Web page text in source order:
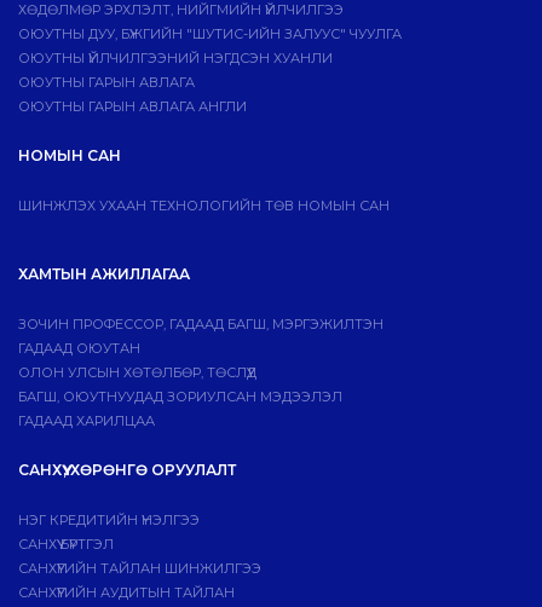
ХӨДӨЛМӨР ЭРХЛЭЛТ, НИЙГМИЙН ҮЙЛЧИЛГЭЭ
ОЮУТНЫ ДУУ, БҮЖГИЙН "ШУТИС-ИЙН ЗАЛУУС" ЧУУЛГА
ОЮУТНЫ ҮЙЛЧИЛГЭЭНИЙ НЭГДСЭН ХУАНЛИ
ОЮУТНЫ ГАРЫН АВЛАГА
ОЮУТНЫ ГАРЫН АВЛАГА АНГЛИ
НОМЫН САН
ШИНЖЛЭХ УХААН ТЕХНОЛОГИЙН ТӨВ НОМЫН САН
ХАМТЫН АЖИЛЛАГАА
ЗОЧИН ПРОФЕССОР, ГАДААД БАГШ, МЭРГЭЖИЛТЭН
ГАДААД ОЮУТАН
ОЛОН УЛСЫН ХӨТӨЛБӨР, ТӨСЛҮҮД
БАГШ, ОЮУТНУУДАД ЗОРИУЛСАН МЭДЭЭЛЭЛ
ГАДААД ХАРИЛЦАА
САНХҮҮ, ХӨРӨНГӨ ОРУУЛАЛТ
НЭГ КРЕДИТИЙН ҮНЭЛГЭЭ
САНХҮҮ БҮРТГЭЛ
САНХҮҮГИЙН ТАЙЛАН ШИНЖИЛГЭЭ
САНХҮҮГИЙН АУДИТЫН ТАЙЛАН